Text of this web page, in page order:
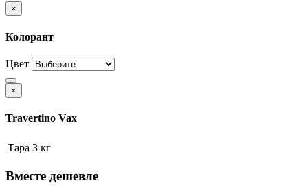
×
Колорант
Цвет
×
Travertino Vax
Тара 3 кг
Вместе дешевле